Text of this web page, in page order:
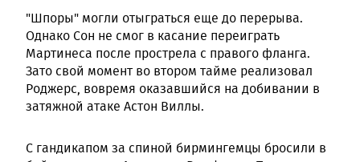
"Шпоры" могли отыграться еще до перерыва.
Однако Сон не смог в касание переиграть
Мартинеса после прострела с правого фланга.
Зато свой момент во втором тайме реализовал
Роджерс, вовремя оказавшийся на добивании в
затяжной атаке Астон Виллы.
С гандикапом за спиной бирмингемцы бросили в